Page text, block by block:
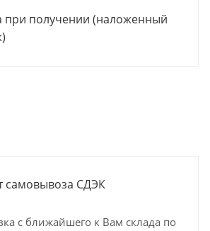
при получении (наложенный
самовывоза СДЭК
с ближайшего к Вам склада по